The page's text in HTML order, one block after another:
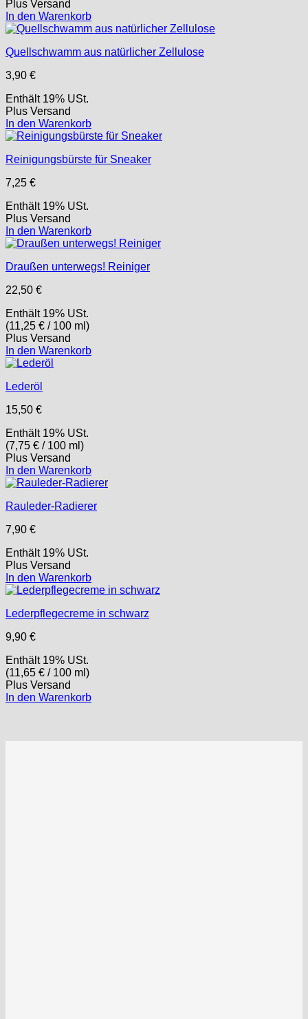
Plus Versand
In den Warenkorb
Quellschwamm aus natürlicher Zellulose
3,90 €
Enthält 19% USt.
Plus Versand
In den Warenkorb
Reinigungsbürste für Sneaker
7,25 €
Enthält 19% USt.
Plus Versand
In den Warenkorb
Draußen unterwegs! Reiniger
22,50 €
Enthält 19% USt.
(11,25 € / 100 ml)
Plus Versand
In den Warenkorb
Lederöl
15,50 €
Enthält 19% USt.
(7,75 € / 100 ml)
Plus Versand
In den Warenkorb
Rauleder-Radierer
7,90 €
Enthält 19% USt.
Plus Versand
In den Warenkorb
Lederpflegecreme in schwarz
9,90 €
Enthält 19% USt.
(11,65 € / 100 ml)
Plus Versand
In den Warenkorb